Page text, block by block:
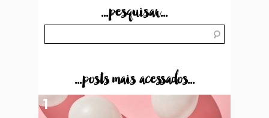
...pesquisar...
...posts mais acessados...
1